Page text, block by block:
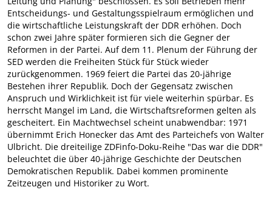
Entscheidungs- und Gestaltungsspielraum ermöglichen und
die wirtschaftliche Leistungskraft der DDR erhöhen. Doch
schon zwei Jahre später formieren sich die Gegner der
Reformen in der Partei. Auf dem 11. Plenum der Führung der
SED werden die Freiheiten Stück für Stück wieder
zurückgenommen. 1969 feiert die Partei das 20-jährige
Bestehen ihrer Republik. Doch der Gegensatz zwischen
Anspruch und Wirklichkeit ist für viele weiterhin spürbar. Es
herrscht Mangel im Land, die Wirtschaftsreformen gelten als
gescheitert. Ein Machtwechsel scheint unabwendbar: 1971
übernimmt Erich Honecker das Amt des Parteichefs von Walter
Ulbricht. Die dreiteilige ZDFinfo-Doku-Reihe "Das war die DDR"
beleuchtet die über 40-jährige Geschichte der Deutschen
Demokratischen Republik. Dabei kommen prominente
Zeitzeugen und Historiker zu Wort.